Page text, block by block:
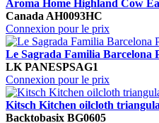
Aroma Home Highland Cow
Canada AH0093HC
Connexion pour le prix
Le Sagrada Familia Barcelona
LK PANESPSAG1
Connexion pour le prix
Kitsch Kitchen oilcloth
Backtobasix BG0605